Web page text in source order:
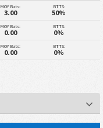
MOY Buts:
3.00
BTTS:
50%
MOY Buts:
0.00
BTTS:
0%
MOY Buts:
0.00
BTTS:
0%